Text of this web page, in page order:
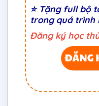
⭐ Tặng full bộ
trong quá trình
Đăng ký học